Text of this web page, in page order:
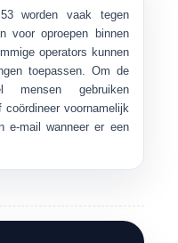
worden vaak tegen
voor oproepen binnen
operators kunnen
toepassen. Om de
mensen gebruiken
coördineer voornamelijk
e-mail
wanneer er een